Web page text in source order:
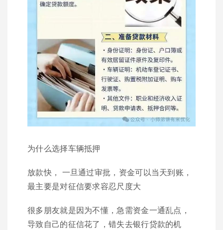
为什么选择车辆抵押
放款快， 一旦通过审批，资金可以当天到账，
最主要是对征信要求容忍尺度大
很多朋友就是因为不懂，急需资金一通乱点，
导致自己的征信花了，错失去银行贷款的机